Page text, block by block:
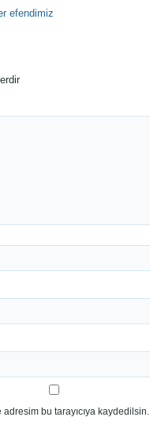
efendimiz
bu tarayıcıya kaydedilsin.